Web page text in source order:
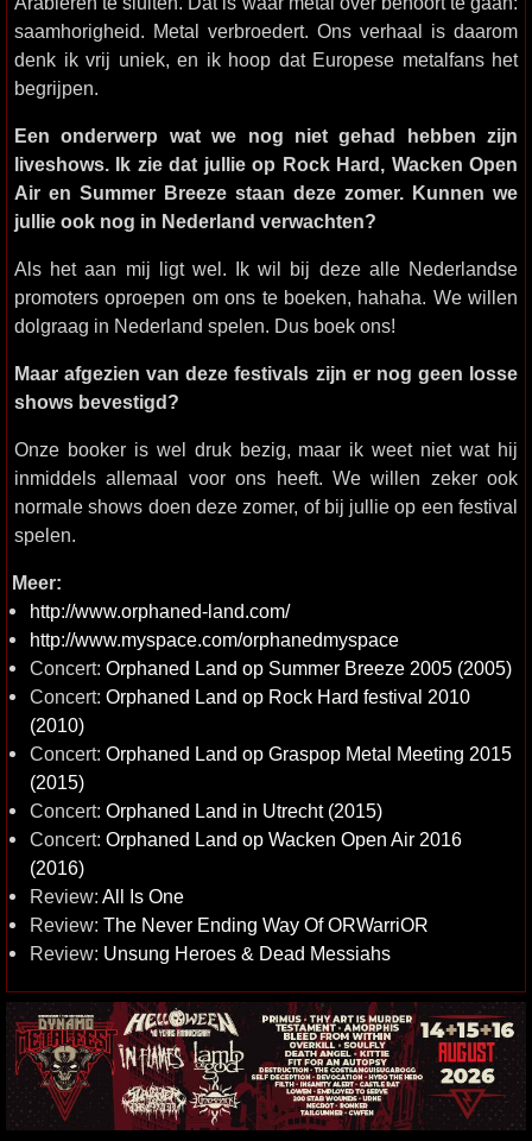
saamhorigheid. Metal verbroedert. Ons verhaal is daarom
denk ik vrij uniek, en ik hoop dat Europese metalfans het
begrijpen.
Een onderwerp wat we nog niet gehad hebben zijn
liveshows. Ik zie dat jullie op Rock Hard, Wacken Open
Air en Summer Breeze staan deze zomer. Kunnen we
jullie ook nog in Nederland verwachten?
Als het aan mij ligt wel. Ik wil bij deze alle Nederlandse
promoters oproepen om ons te boeken, hahaha. We willen
dolgraag in Nederland spelen. Dus boek ons!
Maar afgezien van deze festivals zijn er nog geen losse
shows bevestigd?
Onze booker is wel druk bezig, maar ik weet niet wat hij
inmiddels allemaal voor ons heeft. We willen zeker ook
normale shows doen deze zomer, of bij jullie op een festival
spelen.
Meer:
http://www.orphaned-land.com/
http://www.myspace.com/orphanedmyspace
Concert: Orphaned Land op Summer Breeze 2005 (2005)
Concert: Orphaned Land op Rock Hard festival 2010
(2010)
Concert: Orphaned Land op Graspop Metal Meeting 2015
(2015)
Concert: Orphaned Land in Utrecht (2015)
Concert: Orphaned Land op Wacken Open Air 2016
(2016)
Review: All Is One
Review: The Never Ending Way Of ORWarriOR
Review: Unsung Heroes & Dead Messiahs